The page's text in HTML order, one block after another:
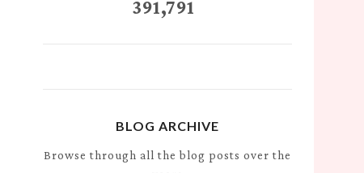
391,791
BLOG ARCHIVE
Browse through all the blog posts over the